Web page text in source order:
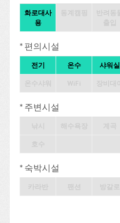
화로대사
용
* 편의시설
전기 온수 샤워실
* 주변시설
* 숙박시설